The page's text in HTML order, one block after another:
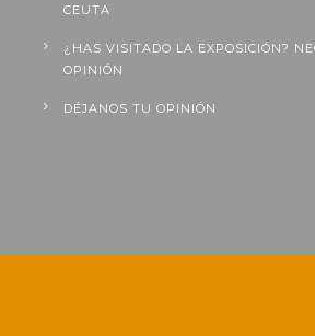
CEUTA
¿HAS VISITADO LA EXPOSICIÓN?
OPINIÓN
DÉJANOS TU OPINIÓN